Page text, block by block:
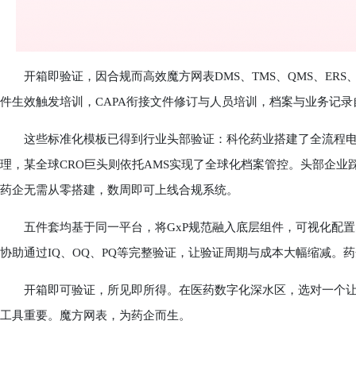
开箱即验证，因合规而高效魔方网表DMS、TMS、QMS、ERS
件生效触发培训，CAPA衔接文件修订与人员培训，档案与业务记
这些标准化模板已得到行业头部验证：科伦药业搭建了全流程
理，某全球CRO巨头则依托AMS实现了全球化档案管控。头部企
药企无需从零搭建，数周即可上线合规系统。
五件套均基于同一平台，将GxP规范融入底层组件，可视化配
协助通过IQ、OQ、PQ等完整验证，让验证周期与成本大幅缩减。
开箱即可验证，所见即所得。在医药数字化深水区，选对一个
工具重要。魔方网表，为药企而生。